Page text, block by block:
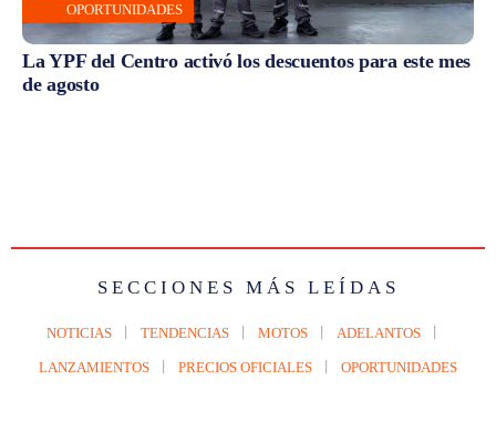
OPORTUNIDADES
La YPF del Centro activó los descuentos para este mes
de agosto
SECCIONES MÁS LEÍDAS
NOTICIAS TENDENCIAS MOTOS ADELANTOS
LANZAMIENTOS PRECIOS OFICIALES OPORTUNIDADES